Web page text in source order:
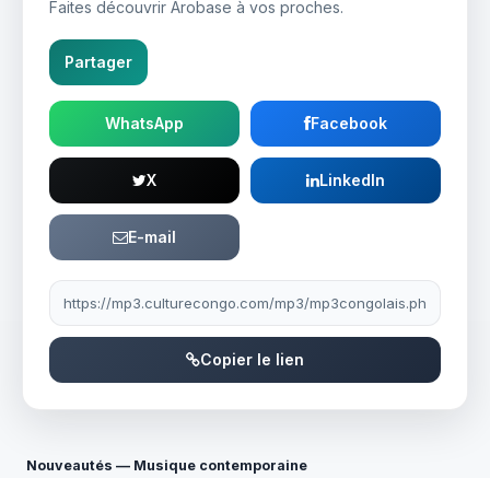
Faites découvrir Arobase à vos proches.
Partager
WhatsApp Facebook
X LinkedIn
E-mail
Lien à partager
Copier le lien
Nouveautés — Musique contemporaine